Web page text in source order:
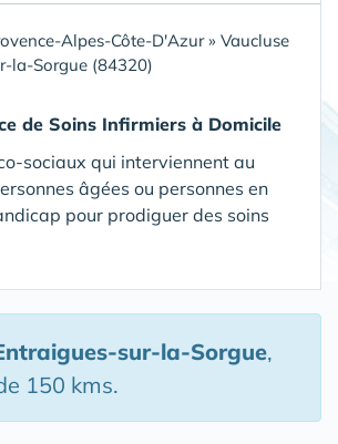
Alpes-Côte-D'Azur» Vaucluse
la-Sorgue (84320)
de Soins Infirmiers à Domicile
sociaux qui interviennent au
âgées ou personnes en
pour prodiguer des soins
sur-la-Sorgue,
150 kms.